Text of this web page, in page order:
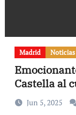
Madrid Noticias
Castella al
Jun 5, 2025